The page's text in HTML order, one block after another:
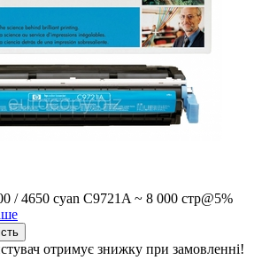
/ 4650 cyan C9721A ~ 8 000 стр@5%
отримує знижку при замовленні!